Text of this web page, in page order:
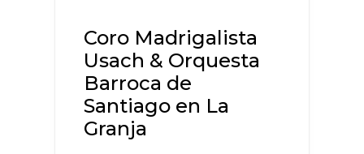
Coro Madrigalista
Usach & Orquesta
Barroca de
Santiago en La
Granja